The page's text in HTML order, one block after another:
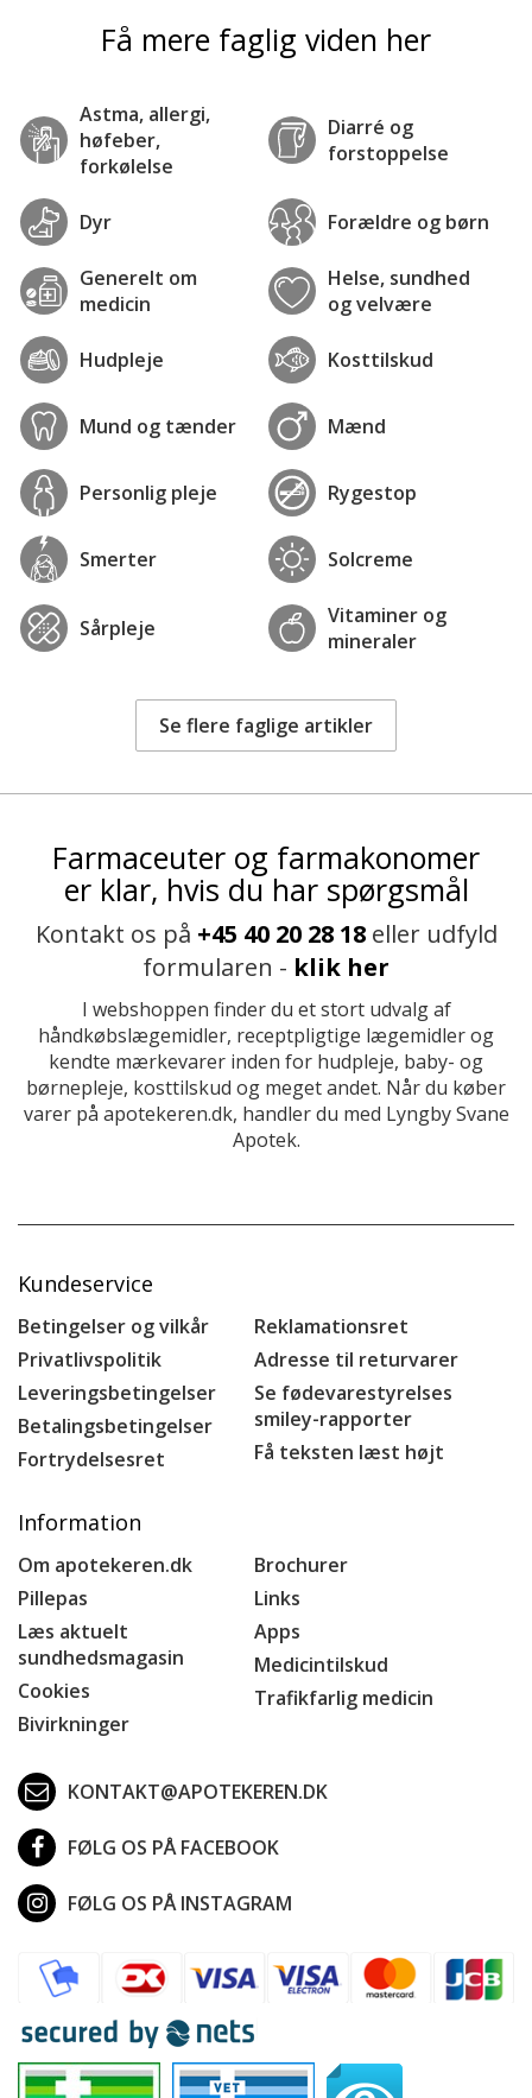
Få mere faglig viden her
Astma, allergi,
høfeber,
forkølelse
Diarré og
forstoppelse
Dyr Forældre og børn
Generelt om
medicin
Helse, sundhed
og velvære
Hudpleje Kosttilskud
Mund og tænder Mænd
Personlig pleje Rygestop
Smerter Solcreme
Sårpleje
Vitaminer og
mineraler
Se flere faglige artikler
Farmaceuter og farmakonomer
er klar, hvis du har spørgsmål
Kontakt os på +45 40 20 28 18eller udfyld
formularen - klik her
I webshoppen finder du et stort udvalg af
håndkøbslægemidler, receptpligtige lægemidler og
kendte mærkevarer inden for hudpleje, baby- og
børnepleje, kosttilskud og meget andet. Når du køber
varer på apotekeren.dk, handler du med Lyngby Svane
Apotek.
Kundeservice
Betingelser og vilkår
Privatlivspolitik
Leveringsbetingelser
Betalingsbetingelser
Fortrydelsesret
Reklamationsret
Adresse til returvarer
Se fødevarestyrelses
smiley-rapporter
Få teksten læst højt
Information
Om apotekeren.dk
Pillepas
Læs aktuelt
sundhedsmagasin
Cookies
Bivirkninger
Brochurer
Links
Apps
Medicintilskud
Trafikfarlig medicin
KONTAKT@APOTEKEREN.DK
FØLG OS PÅ FACEBOOK
FØLG OS PÅ INSTAGRAM